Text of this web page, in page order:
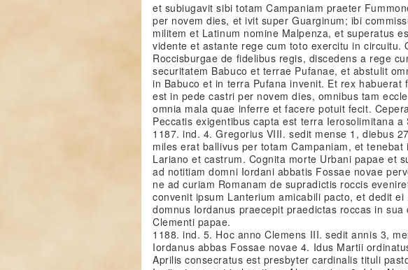
et subiugavit sibi totam Campaniam praeter
per novem dies, et ivit super Guarginum; ibi
militem et Latinum nomine Malpenza, et superatus
vidente et astante rege cum toto exercitu in circuitu.
Roccisburgae de fidelibus regis, discedens a rege
securitatem Babuco et terrae Pufanae, et abstulit
in Babuco et in terra Pufana invenit. Et rex
est in pede castri per novem dies, omnibus tam
omnia mala quae inferre et facere potuit fecit.
Peccatis exigentibus capta est terra Ierosolimitana a
1187. ind. 4. Gregorius VIII. sedit mense 1, diebus
miles erat ballivus per totam Campaniam, et
Lariano et castrum. Cognita morte Urbani papae et
ad notitiam domni Iordani abbatis Fossae novae
ne ad curiam Romanam de supradictis roccis
convenit ipsum Lanterium amicabili pacto, et dedit
domnus Iordanus praecepit praedictas roccas in
Clementi papae.
1188. ind. 5. Hoc anno Clemens III. sedit annis 3,
Iordanus abbas Fossae novae 4. Idus Martii
Aprilis consecratus est presbyter cardinalis tituli